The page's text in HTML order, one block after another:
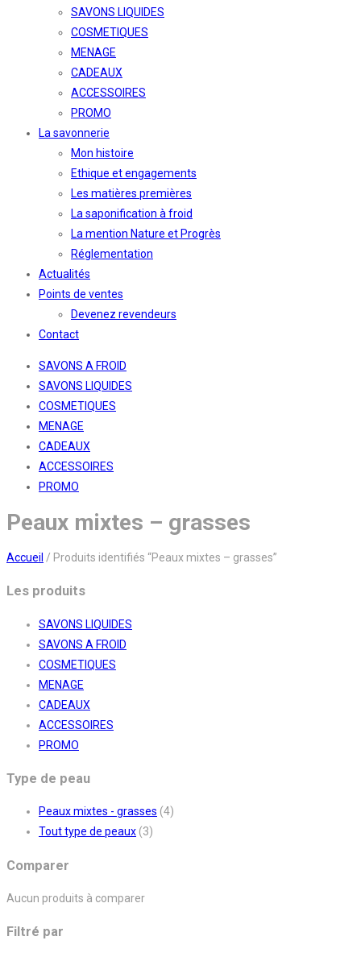
SAVONS LIQUIDES
COSMETIQUES
MENAGE
CADEAUX
ACCESSOIRES
PROMO
La savonnerie
Mon histoire
Ethique et engagements
Les matières premières
La saponification à froid
La mention Nature et Progrès
Réglementation
Actualités
Points de ventes
Devenez revendeurs
Contact
SAVONS A FROID
SAVONS LIQUIDES
COSMETIQUES
MENAGE
CADEAUX
ACCESSOIRES
PROMO
Peaux mixtes – grasses
Accueil / Produits identifiés “Peaux mixtes – grasses”
Les produits
SAVONS LIQUIDES
SAVONS A FROID
COSMETIQUES
MENAGE
CADEAUX
ACCESSOIRES
PROMO
Type de peau
Peaux mixtes - grasses (4)
Tout type de peaux (3)
Comparer
Aucun produits à comparer
Filtré par